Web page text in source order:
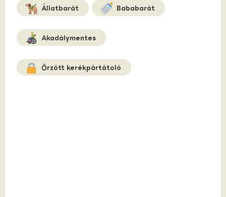
Állatbarát Bababarát
Akadálymentes
Őrzött kerékpártátoló